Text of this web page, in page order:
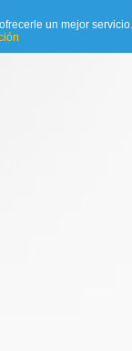
un mejor servicio.